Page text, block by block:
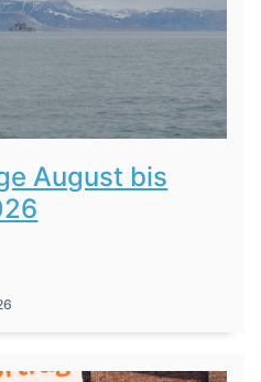
August bis